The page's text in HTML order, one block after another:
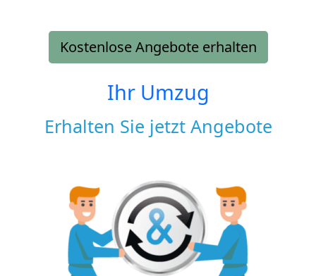
Kostenlose Angebote erhalten
Ihr Umzug
Erhalten Sie jetzt Angebote